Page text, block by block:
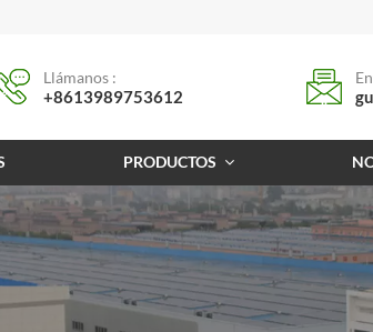
Llámanos :
+8613989753612
PRODUCTOS